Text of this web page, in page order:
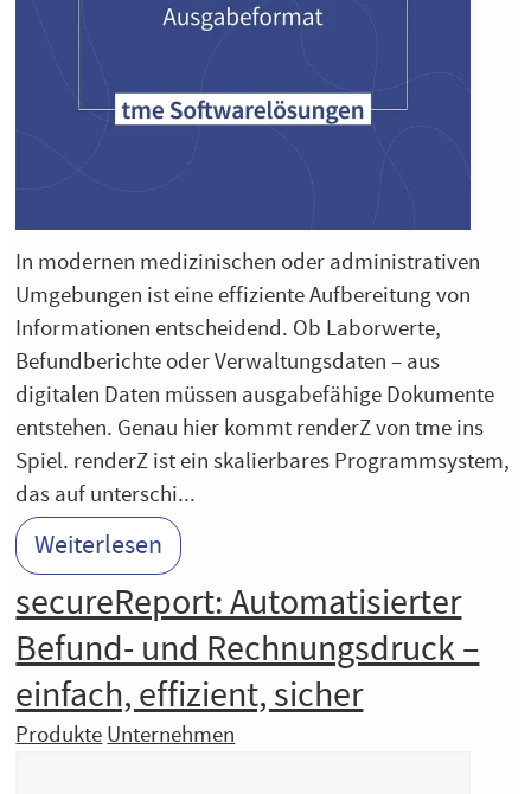
In modernen medizinischen oder administrativen
Umgebungen ist eine effiziente Aufbereitung von
Informationen entscheidend. Ob Laborwerte,
Befundberichte oder Verwaltungsdaten – aus
digitalen Daten müssen ausgabefähige Dokumente
entstehen. Genau hier kommt renderZ von tme ins
Spiel. renderZ ist ein skalierbares Programmsystem,
das auf unterschi...
Weiterlesen
secureReport: Automatisierter
Befund- und Rechnungsdruck –
einfach, effizient, sicher
Produkte Unternehmen